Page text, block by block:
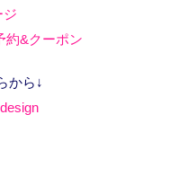
ジ
約&クーポン
から↓